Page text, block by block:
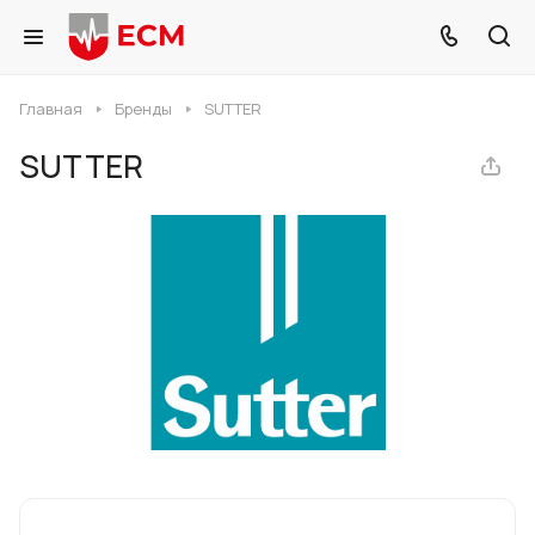
Главная Бренды SUTTER
SUTTER